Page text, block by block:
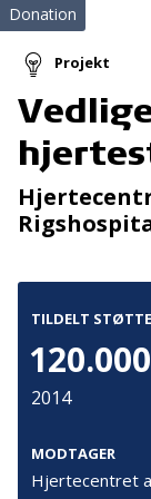
Donation
Projekt
TILDELT STØTTE
2014
MODTAGER
Hjertecentret
aktiviteter direkte